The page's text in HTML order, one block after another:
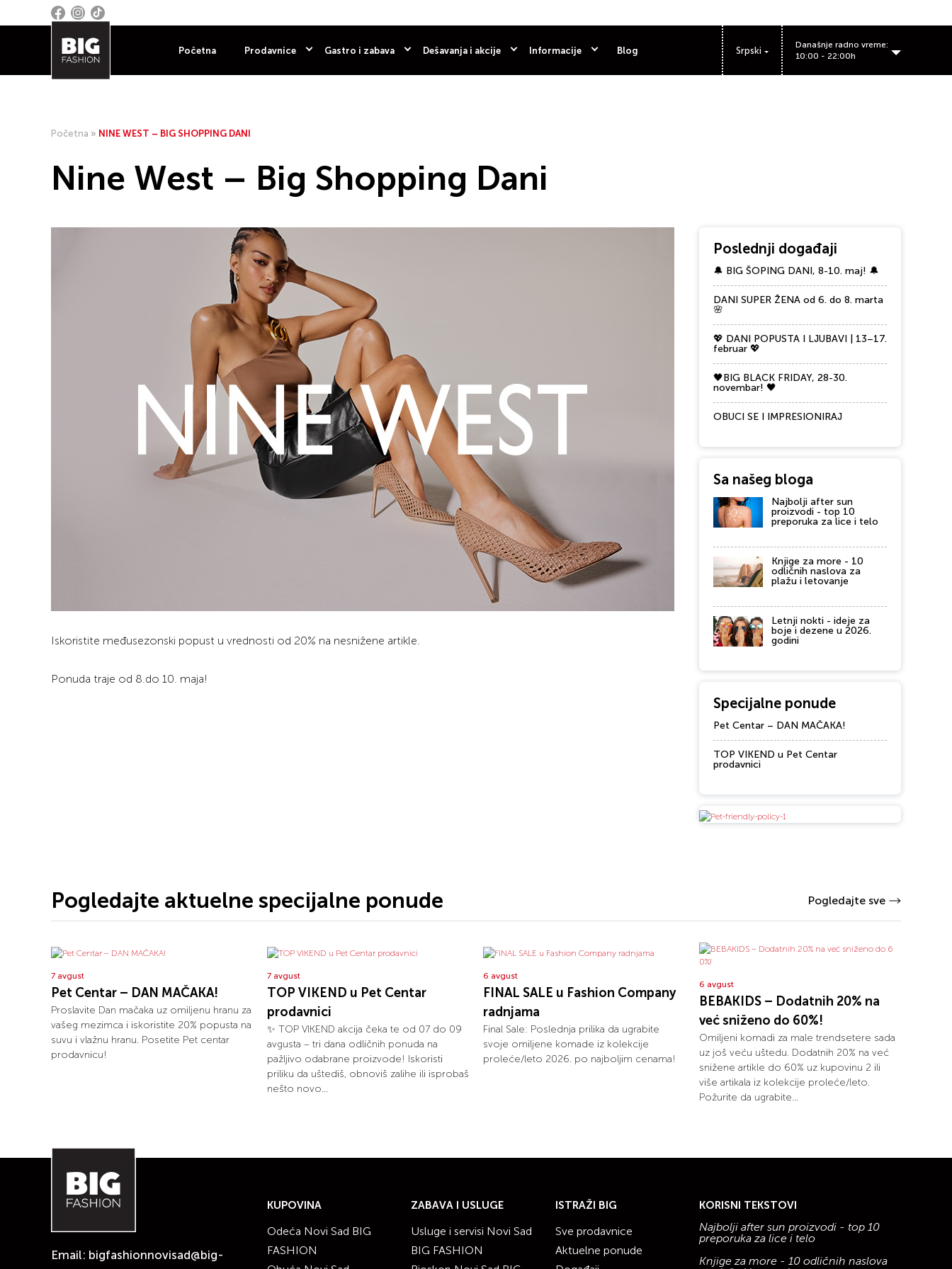
Početna Prodavnice Gastro i zabava Dešavanja i akcije Informacije Blog Srpski
Današnje radno vreme:
10:00 - 22:00h
Početna » NINE WEST – BIG SHOPPING DANI
Nine West – Big Shopping Dani
Iskoristite međusezonski popust u vrednosti od 20% na nesnižene artikle.
Ponuda traje od 8.do 10. maja!
Poslednji događaji
🔔 BIG ŠOPING DANI, 8-10. maj! 🔔
DANI SUPER ŽENA od 6. do 8. marta
🌸
💖 DANI POPUSTA I LJUBAVI | 13–17.
februar 💖
🖤BIG BLACK FRIDAY, 28-30.
novembar! 🖤
OBUCI SE I IMPRESIONIRAJ
Sa našeg bloga
Najbolji after sun
proizvodi - top 10
preporuka za lice i telo
Knjige za more - 10
odličnih naslova za
plažu i letovanje
Letnji nokti - ideje za
boje i dezene u 2026.
godini
Specijalne ponude
Pet Centar – DAN MAČAKA!
TOP VIKEND u Pet Centar
prodavnici
Pogledajte aktuelne specijalne ponude Pogledajte sve
7 avgust
Pet Centar – DAN MAČAKA!
Proslavite Dan mačaka uz omiljenu hranu za
vašeg mezimca i iskoristite 20% popusta na
suvu i vlažnu hranu. Posetite Pet centar
prodavnicu!
7 avgust
TOP VIKEND u Pet Centar
prodavnici
✨ TOP VIKEND akcija čeka te od 07 do 09
avgusta – tri dana odličnih ponuda na
pažljivo odabrane proizvode! Iskoristi
priliku da uštediš, obnoviš zalihe ili isprobaš
nešto novo...
6 avgust
FINAL SALE u Fashion Company
radnjama
Final Sale: Poslednja prilika da ugrabite
svoje omiljene komade iz kolekcije
proleće/leto 2026. po najboljim cenama!
6 avgust
BEBAKIDS – Dodatnih 20% na
već sniženo do 60%!
Omiljeni komadi za male trendsetere sada
uz još veću uštedu. Dodatnih 20% na već
snižene artikle do 60% uz kupovinu 2 ili
više artikala iz kolekcije proleće/leto.
Požurite da ugrabite...
Email: bigfashionnovisad@big-
KUPOVINA
Odeća Novi Sad BIG
FASHION
ZABAVA I USLUGE
Usluge i servisi Novi Sad
BIG FASHION
ISTRAŽI BIG
Sve prodavnice
Aktuelne ponude
KORISNI TEKSTOVI
Najbolji after sun proizvodi - top 10
preporuka za lice i telo
Knjige za more - 10 odličnih naslova